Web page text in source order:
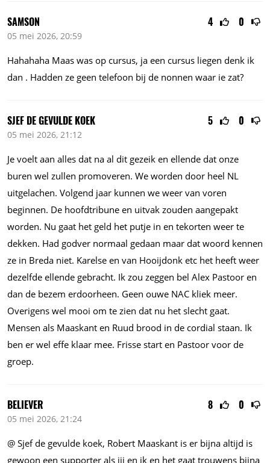
4 0
SAMSON
05 mei 2026, 20:59
Hahahaha Maas was op cursus, ja een cursus liegen denk ik
dan . Hadden ze geen telefoon bij de nonnen waar ie zat?
5 0
SJEF DE GEVULDE KOEK
05 mei 2026, 21:12
Je voelt aan alles dat na al dit gezeik en ellende dat onze
buren wel zullen promoveren. We worden door heel NL
uitgelachen. Volgend jaar kunnen we weer van voren
beginnen. De hoofdtribune en uitvak zouden aangepakt
worden. Nu gaat het geld het putje in en tekorten weer te
dekken. Had godver normaal gedaan maar dat woord kennen
ze in Breda niet. Karelse en van Hooijdonk etc het heeft weer
dezelfde ellende gebracht. Ik zou zeggen bel Alex Pastoor en
dan de bezem erdoorheen. Geen ouwe NAC kliek meer.
Overigens wel mooi om te zien dat nu het slecht gaat.
Mensen als Maaskant en Ruud brood in de cordial staan. Ik
ben er wel effe klaar mee. Frisse start en Pastoor voor de
groep.
8 0
BELIEVER
05 mei 2026, 21:24
@ Sjef de gevulde koek, Robert Maaskant is er bijna altijd is
gewoon een supporter als jij en ik en het gaat trouwens bijna